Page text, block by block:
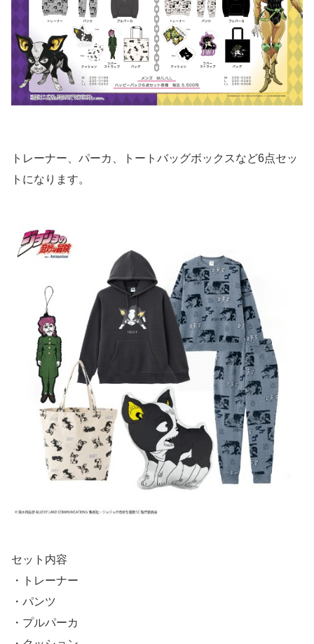
トレーナー、パーカ、トートバッグボックスなど6点セッ
トになります。
セット内容
・トレーナー
・パンツ
・プルパーカ